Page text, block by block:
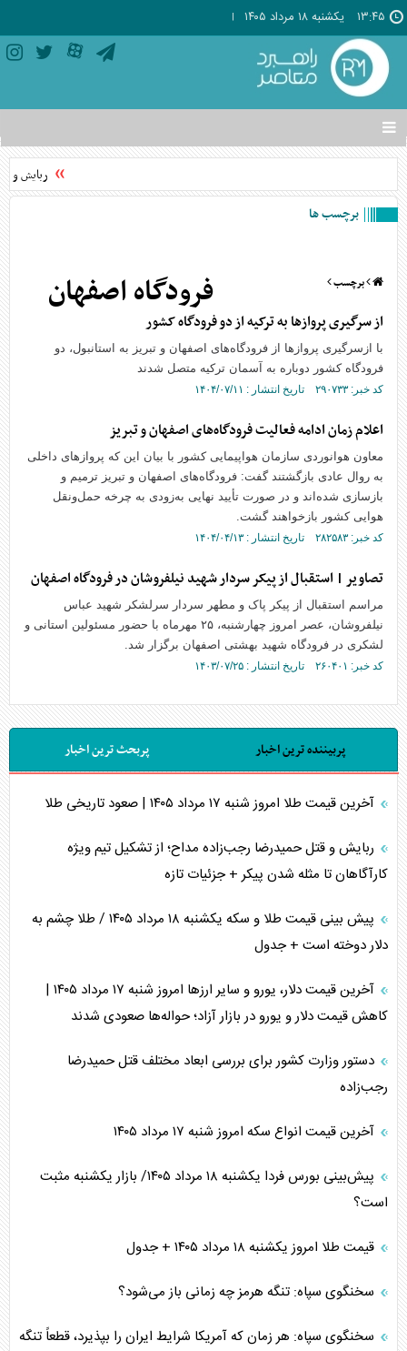
۱۳:۴۵ يکشنبه ۱۸ مرداد ۱۴۰۵
تغییر
وضعیت
منوی
ها
ربایش و
برچسب ها
برچسب فرودگاه اصفهان
از سرگیری پروازها به ترکیه از دو فرودگاه کشور
با ازسرگیری پروازها از فرودگاه‌های اصفهان و تبریز به استانبول، دو
فرودگاه کشور دوباره به آسمان ترکیه متصل شدند
کد خبر: ۲۹۰۷۳۳ تاریخ انتشار : ۱۴۰۴/۰۷/۱۱
اعلام زمان ادامه فعالیت فرودگاه‌های اصفهان و تبریز
معاون هوانوردی سازمان هواپیمایی کشور با بیان این که پروازهای داخلی
به روال عادی بازگشتند گفت: فرودگاه‌های اصفهان و تبریز ترمیم و
بازسازی شده‌اند و در صورت تأیید نهایی به‌زودی به چرخه حمل‌ونقل
هوایی کشور بازخواهند گشت.
کد خبر: ۲۸۲۵۸۳ تاریخ انتشار : ۱۴۰۴/۰۴/۱۳
تصاویر | استقبال از پیکر سردار شهید نیلفروشان در فرودگاه اصفهان
مراسم استقبال از پیکر پاک و مطهر سردار سرلشکر شهید عباس
نیلفروشان، عصر امروز چهارشنبه، ۲۵ مهرماه با حضور مسئولین استانی و
لشکری در فرودگاه شهید بهشتی اصفهان برگزار شد.
کد خبر: ۲۶۰۴۰۱ تاریخ انتشار : ۱۴۰۳/۰۷/۲۵
پربیننده ترین اخبار پربحث ترین اخبار
آخرین قیمت طلا امروز شنبه ۱۷ مرداد ۱۴۰۵ | صعود تاریخی طلا
ربایش و قتل حمیدرضا رجب‌زاده مداح؛ از تشکیل تیم ویژه
کارآگاهان تا مثله شدن پیکر + جزئیات تازه
پیش بینی قیمت طلا و سکه یکشنبه ۱۸ مرداد ۱۴۰۵ / طلا چشم به
دلار دوخته است + جدول
آخرین قیمت دلار، یورو و سایر ارز‌ها امروز شنبه ۱۷ مرداد ۱۴۰۵ |
کاهش قیمت دلار و یورو در بازار آزاد؛ حواله‌ها صعودی شدند
دستور وزارت کشور برای بررسی ابعاد مختلف قتل حمیدرضا
رجب‌زاده
آخرین قیمت انواع سکه امروز شنبه ۱۷ مرداد ۱۴۰۵
پیش‌بینی بورس فردا یکشنبه ۱۸ مرداد ۱۴۰۵/ بازار یکشنبه مثبت
است؟
قیمت طلا امروز یکشنبه ۱۸ مرداد ۱۴۰۵ + جدول
سخنگوی سپاه: تنگه هرمز چه زمانی باز می‌شود؟
سخنگوی سپاه: هر زمان که آمریکا شرایط ایران را بپذیرد، قطعاً تنگه